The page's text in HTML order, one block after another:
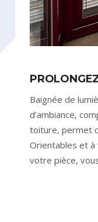
Baignée de
d’ambiance,
toiture, permet
Orientables et à
votre pièce,